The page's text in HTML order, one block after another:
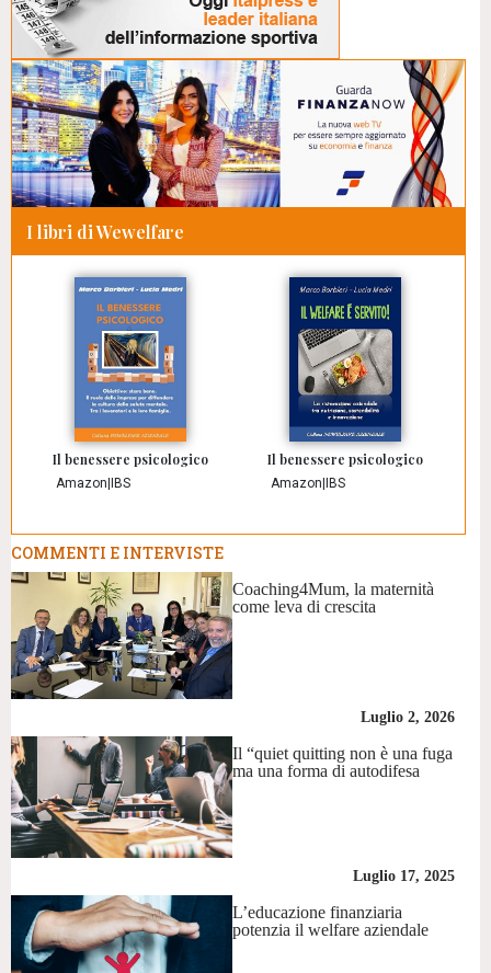
I libri di Wewelfare
Il benessere psicologico
Amazon IBS
Il benessere psicologico
Amazon IBS
COMMENTI E INTERVISTE
Coaching4Mum, la maternità
come leva di crescita
Luglio 2, 2026
Il “quiet quitting non è una fuga
ma una forma di autodifesa
Luglio 17, 2025
L’educazione finanziaria
potenzia il welfare aziendale